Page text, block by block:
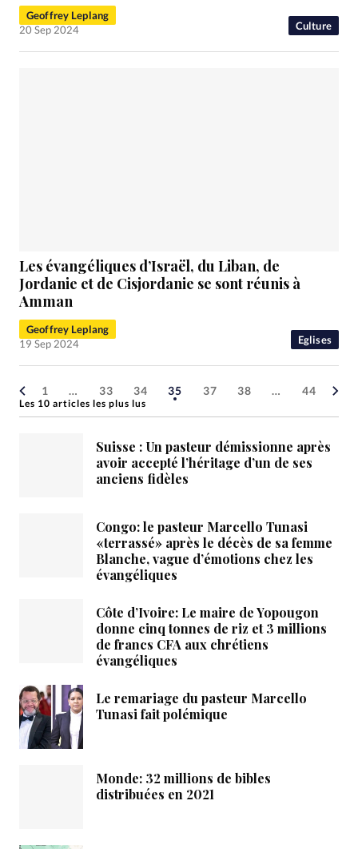
Culture
Geoffrey Leplang
20 Sep 2024
Eglises
Les évangéliques d’Israël, du Liban, de
Jordanie et de Cisjordanie se sont réunis à
Amman
Geoffrey Leplang
19 Sep 2024
1 … 33 34 35 37 38 … 44
Les 10 articles les plus lus
Suisse : Un pasteur démissionne après
avoir accepté l’héritage d’un de ses
anciens fidèles
Congo: le pasteur Marcello Tunasi
«terrassé» après le décès de sa femme
Blanche, vague d’émotions chez les
évangéliques
Côte d’Ivoire: Le maire de Yopougon
donne cinq tonnes de riz et 3 millions
de francs CFA aux chrétiens
évangéliques
Le remariage du pasteur Marcello
Tunasi fait polémique
Monde: 32 millions de bibles
distribuées en 2021